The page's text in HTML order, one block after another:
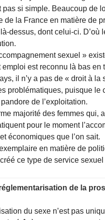
pas si simple. Beaucoup de
de la France en matière de
dessus, dont celui-ci. D’où
sexuel »
est reconnu là bas en
il n’y a pas de « droit à la
problématiques, puisque le
de l’exploitation.
majorité des femmes qui,
pour le moment
économiques que l’on sait.
en matière de
ce type de service
de la
du sexe n’est pas